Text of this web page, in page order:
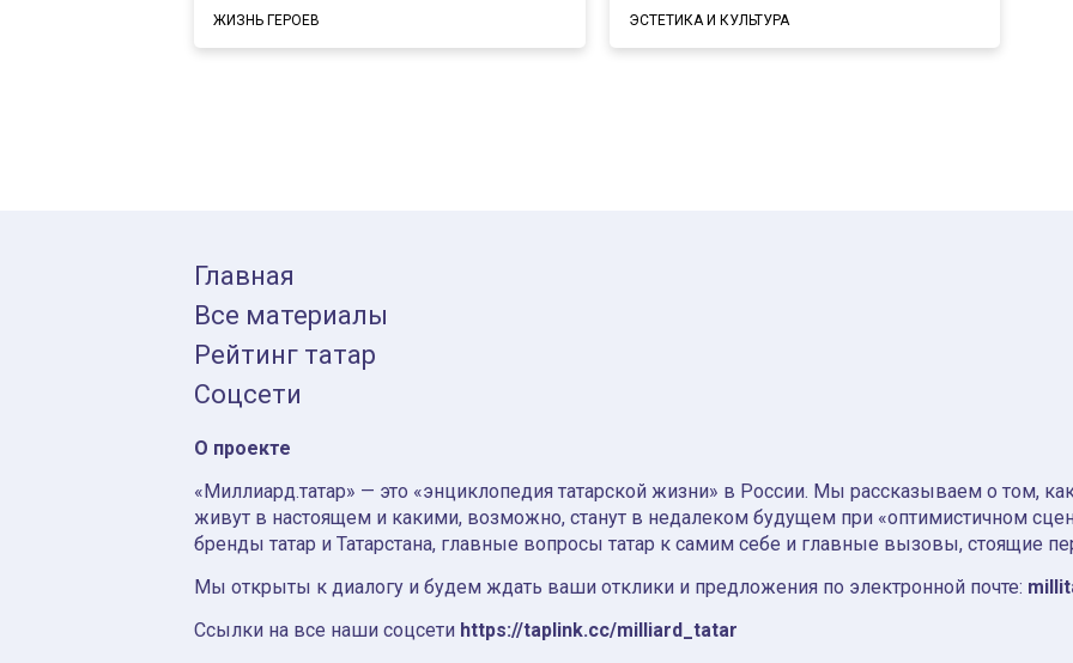
ЖИЗНЬ ГЕРОЕВ ЭСТЕТИКА И КУЛЬТУРА
Главная
Все материалы
Рейтинг татар
Соцсети
О проекте
«Миллиард.татар» — это «энциклопедия татарской жизни» в России. Мы рассказываем о том,
живут в настоящем и какими, возможно, станут в недалеком будущем при «оптимистичном
бренды татар и Татарстана, главные вопросы татар к самим себе и главные вызовы, стоящие
Мы открыты к диалогу и будем ждать ваши отклики и предложения по электронной почте:
Ссылки на все наши соцсети https://taplink.cc/milliard_tatar